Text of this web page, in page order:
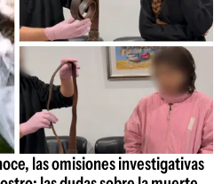
las omisiones investigativas